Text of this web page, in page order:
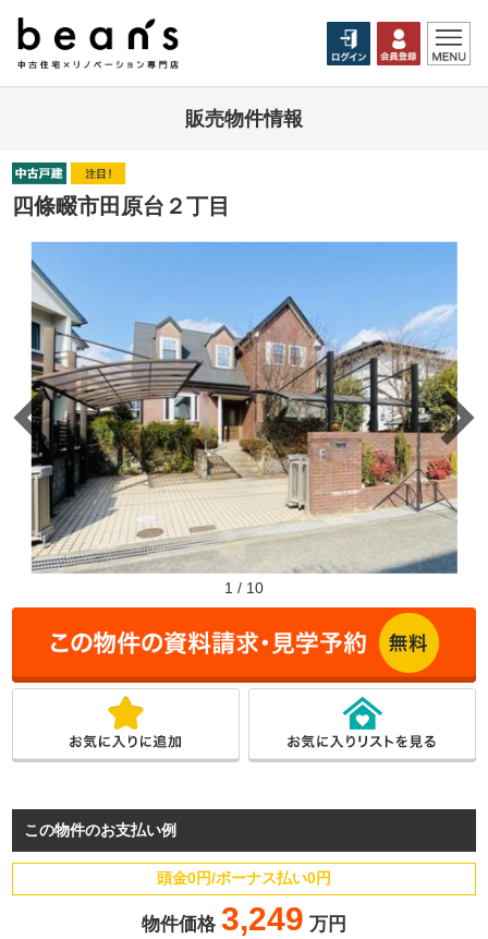
販売物件情報
四條畷市田原台２丁目
1 / 10
この物件のお支払い例
頭金0円/ボーナス払い0円
物件価格 3,249 万円